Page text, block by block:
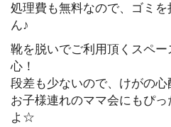
処理費も無料なので、ゴミ
ん♪
靴を脱いでご利用頂くスペ
心！
段差も少ないので、けがの心
お子様連れのママ会にもぴ
よ☆